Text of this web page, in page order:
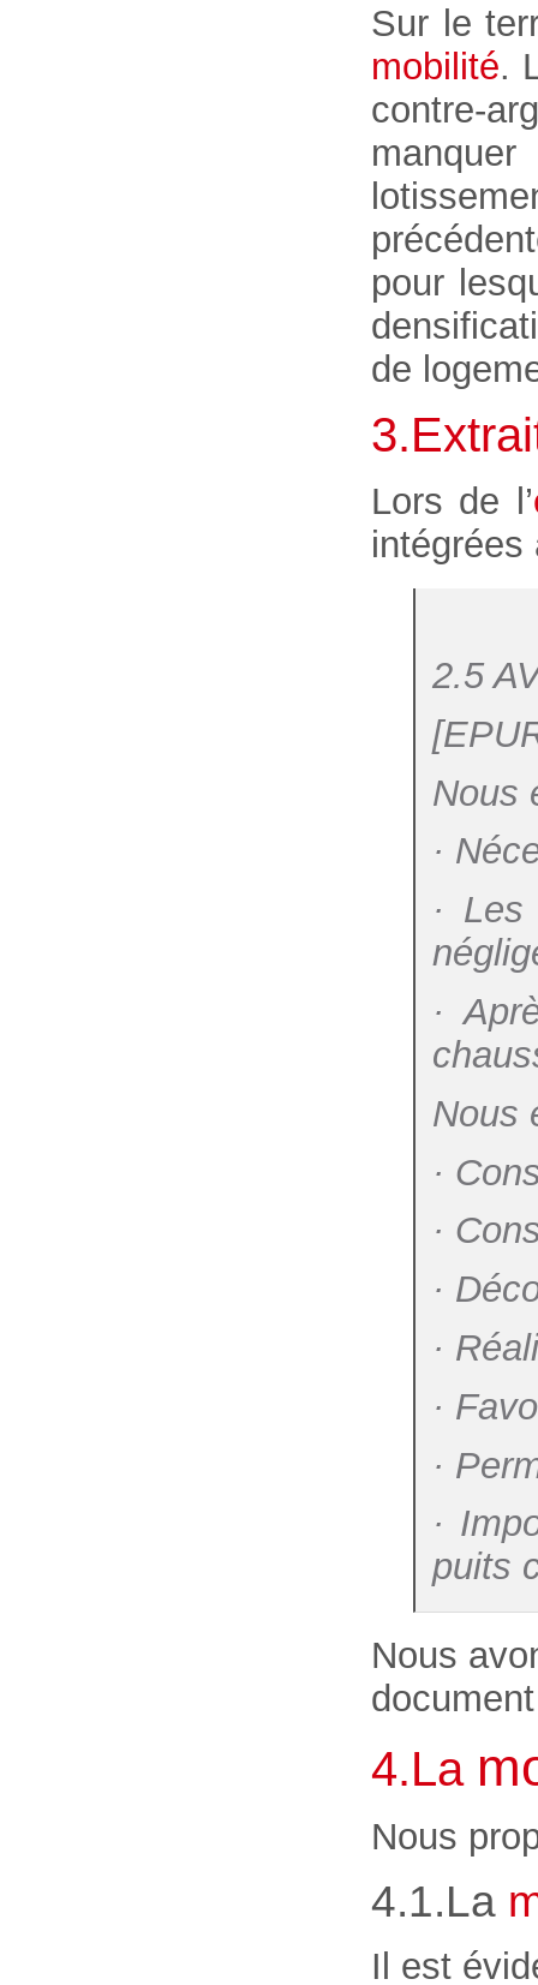
Sur le
mobilité.
contre-
pour
de
Lors de l’
intégrées
2.5
Nous
·
·
·
Nous
·
·
·
·
·
·
·
puits
Nous
4.La
Nous
4.1.La
Il est